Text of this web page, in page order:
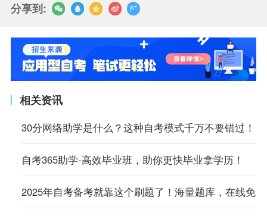
分享到:
相关资讯
30分网络助学是什么？这种自考模式千万不要错过！
自考365助学-高效毕业班，助你更快毕业拿学历！
2025年自考备考就靠这个刷题了！海量题库，在线免